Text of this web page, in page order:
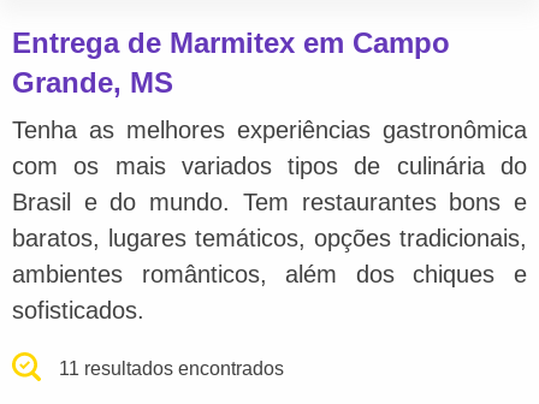
Entrega de Marmitex em Campo
Grande, MS
Tenha as melhores experiências gastronômica
com os mais variados tipos de culinária do
Brasil e do mundo. Tem restaurantes bons e
baratos, lugares temáticos, opções tradicionais,
ambientes românticos, além dos chiques e
sofisticados.
11 resultados encontrados